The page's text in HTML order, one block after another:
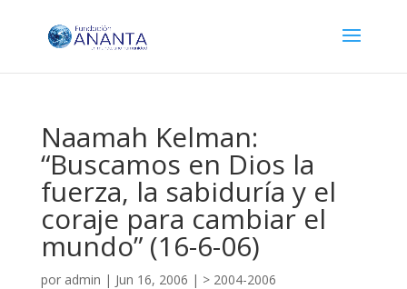
Naamah Kelman:
“Buscamos en Dios la
fuerza, la sabiduría y el
coraje para cambiar el
mundo” (16-6-06)
por admin | Jun 16, 2006 | > 2004-2006